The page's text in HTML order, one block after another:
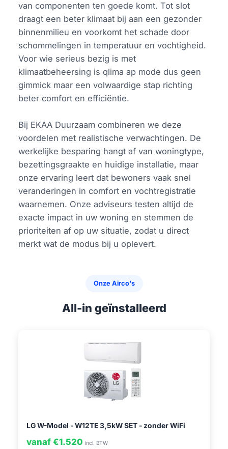
van componenten ten goede komt. Tot slot
draagt een beter klimaat bij aan een gezonder
binnenmilieu en voorkomt het schade door
schommelingen in temperatuur en vochtigheid.
Voor wie serieus bezig is met
klimaatbeheersing is qlima ap mode dus geen
gimmick maar een volwaardige stap richting
beter comfort en efficiëntie.
Bij EKAA Duurzaam combineren we deze
voordelen met realistische verwachtingen. De
werkelijke besparing hangt af van woningtype,
bezettingsgraakte en huidige installatie, maar
onze ervaring leert dat bewoners vaak snel
veranderingen in comfort en vochtregistratie
waarnemen. Onze adviseurs testen altijd de
exacte impact in uw woning en stemmen de
prioriteiten af op uw situatie, zodat u direct
merkt wat de modus bij u oplevert.
Onze Airco's
All-in geïnstalleerd
LG W-Model - W12TE 3,5kW SET - zonder WiFi
vanaf €1.520 incl. BTW